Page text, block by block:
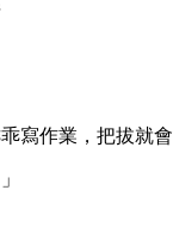
寫作業，把拔就會